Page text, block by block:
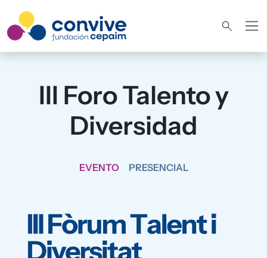
III Foro Talento y
Diversidad
EVENTO PRESENCIAL